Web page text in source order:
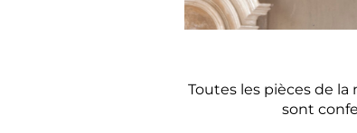
Toutes les pièces de la
sont